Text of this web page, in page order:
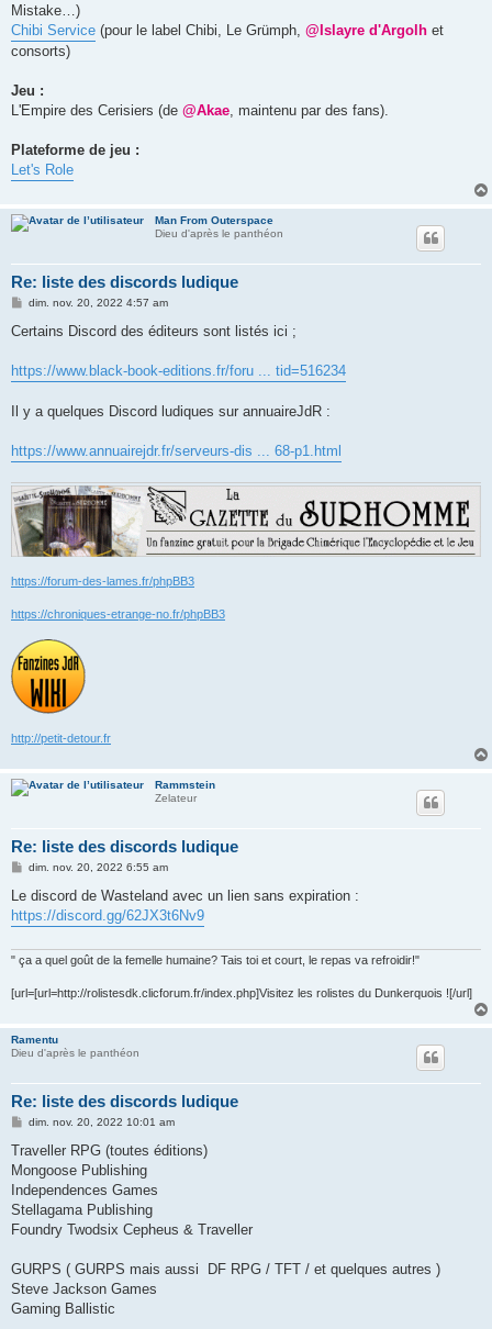
Mistake…)
Chibi Service (pour le label Chibi, Le Grümph, @Islayre d'Argolh et
consorts)
Jeu :
L'Empire des Cerisiers (de @Akae , maintenu par des fans).
Plateforme de jeu :
Let's Role
Man From Outerspace
Dieu d'après le panthéon
Re: liste des discords ludique
M
s
g
e
dim. nov. 20, 2022 4:57 am
Certains Discord des éditeurs sont listés ici ;
https://www.black-book-editions.fr/foru ... tid=516234
Il y a quelques Discord ludiques sur annuaireJdR :
https://www.annuairejdr.fr/serveurs-dis ... 68-p1.html
https://forum-des-lames.fr/phpBB3
https://chroniques-etrange-no.fr/phpBB3
http://petit-detour.fr
Rammstein
Zelateur
Re: liste des discords ludique
M
s
a
dim. nov. 20, 2022 6:55 am
Le discord de Wasteland avec un lien sans expiration :
https://discord.gg/62JX3t6Nv9
" ça a quel goût de la femelle humaine? Tais toi et court, le repas va refroidir!"
[url=[url=http://rolistesdk.clicforum.fr/index.php]Visitez les rolistes du Dunkerquois ![/url]
Ramentu
Dieu d'après le panthéon
Re: liste des discords ludique
M
s
a
g
dim. nov. 20, 2022 10:01 am
Traveller RPG (toutes éditions)
Mongoose Publishing
Independences Games
Stellagama Publishing
Foundry Twodsix Cepheus & Traveller
GURPS ( GURPS mais aussi DF RPG / TFT / et quelques autres )
Steve Jackson Games
Gaming Ballistic